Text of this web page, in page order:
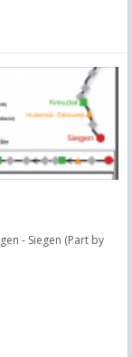
- Siegen (Part by